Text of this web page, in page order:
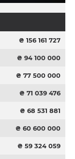
₴ 156 161 727
₴ 94 100 000
₴ 77 500 000
₴ 71 039 476
₴ 68 531 881
₴ 60 600 000
₴ 59 324 059